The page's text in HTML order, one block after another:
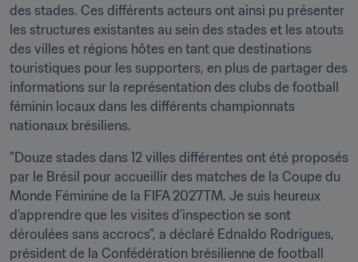
des stades. Ces différents acteurs ont ainsi pu présenter
les structures existantes au sein des stades et les atouts
des villes et régions hôtes en tant que destinations
touristiques pour les supporters, en plus de partager des
informations sur la représentation des clubs de football
féminin locaux dans les différents championnats
nationaux brésiliens.
"Douze stades dans 12 villes différentes ont été proposés
par le Brésil pour accueillir des matches de la Coupe du
Monde Féminine de la FIFA 2027TM. Je suis heureux
d’apprendre que les visites d’inspection se sont
déroulées sans accrocs", a déclaré Ednaldo Rodrigues,
président de la Confédération brésilienne de football